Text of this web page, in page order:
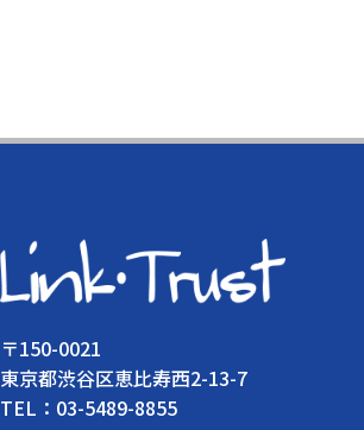
〒150-0021
東京都渋谷区恵比寿西2-13-7
TEL：03-5489-8855